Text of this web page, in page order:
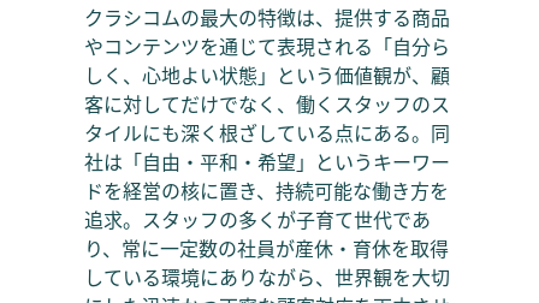
クラシコムの最大の特徴は、提供する商品
やコンテンツを通じて表現される「自分ら
しく、心地よい状態」という価値観が、顧
客に対してだけでなく、働くスタッフのス
タイルにも深く根ざしている点にある。同
社は「自由・平和・希望」というキーワー
ドを経営の核に置き、持続可能な働き方を
追求。スタッフの多くが子育て世代であ
り、常に一定数の社員が産休・育休を取得
している環境にありながら、世界観を大切